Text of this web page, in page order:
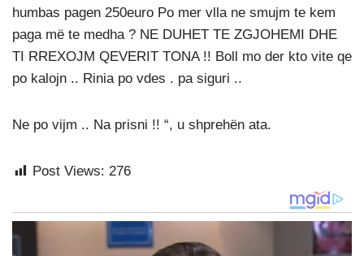
humbas pagen 250euro Po mer vlla ne smujm te kem
paga më te medha ? NE DUHET TE ZGJOHEMI DHE
TI RREXOJM QEVERIT TONA !! Boll mo der kto vite qe
po kalojn .. Rinia po vdes . pa siguri ..
Ne po vijm .. Na prisni !! “, u shprehën ata.
Post Views: 276